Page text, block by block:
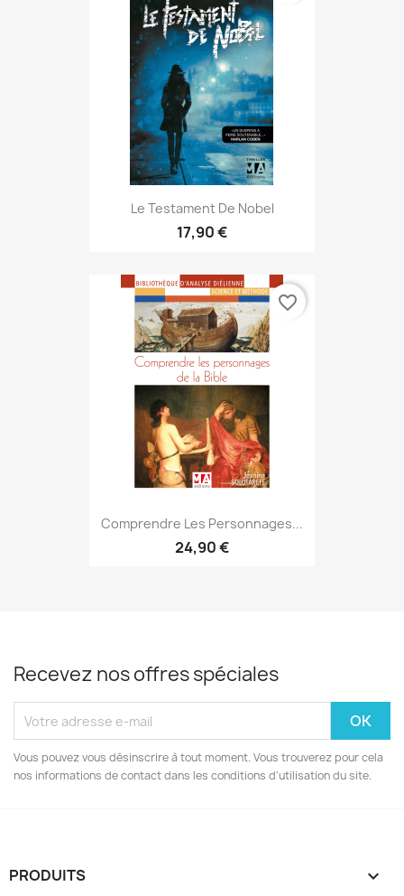
Le Testament De Nobel
17,90 €
Comprendre Les Personnages...
24,90 €
favorite_border
Recevez nos offres spéciales
Vous pouvez vous désinscrire à tout moment. Vous trouverez pour cela
nos informations de contact dans les conditions d'utilisation du site.
PRODUITS 